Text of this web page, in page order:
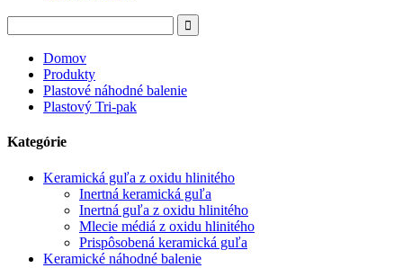
Domov
Produkty
Plastové náhodné balenie
Plastový Tri-pak
Kategórie
Keramická guľa z oxidu hlinitého
Inertná keramická guľa
Inertná guľa z oxidu hlinitého
Mlecie médiá z oxidu hlinitého
Prispôsobená keramická guľa
Keramické náhodné balenie